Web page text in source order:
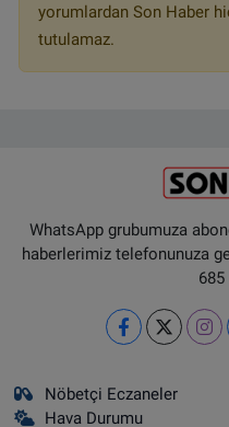
yorumlardan Son Haber
tutulamaz.
WhatsApp grubumuza
haberlerimiz telefonunuza
685
Nöbetçi Eczaneler
Hava Durumu